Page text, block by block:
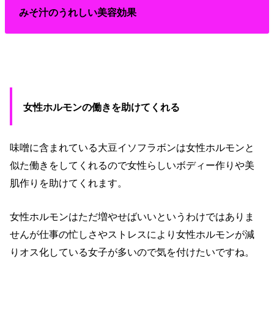
みそ汁のうれしい美容効果
女性ホルモンの働きを助けてくれる
味噌に含まれている大豆イソフラボンは女性ホルモンと
似た働きをしてくれるので女性らしいボディー作りや美
肌作りを助けてくれます。
女性ホルモンはただ増やせばいいというわけではありま
せんが仕事の忙しさやストレスにより女性ホルモンが減
りオス化している女子が多いので気を付けたいですね。